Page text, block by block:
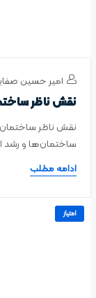
امیر حسین
نقش ناظر
نقش ناظر
ساختمان‌ها و رشد
ادامه مطلب
امتیاز